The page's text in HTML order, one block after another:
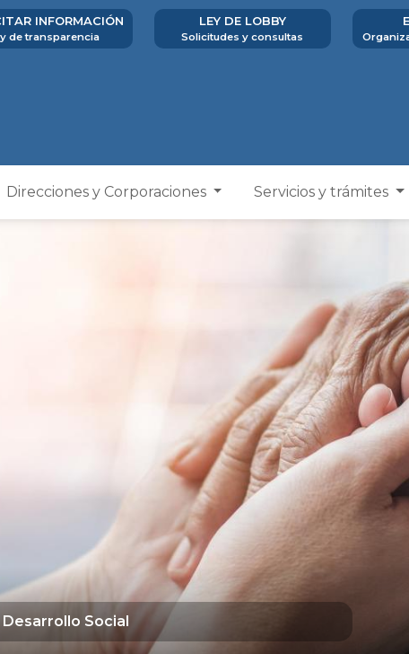
INFORMACIÓN
de transparencia
LEY DE LOBBY
Solicitudes y consultas
Direcciones y Corporaciones Servicios y trámites
Desarrollo Social